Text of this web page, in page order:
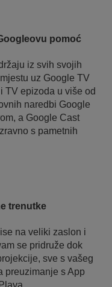
pomoć
iz svih svojih
uz Google TV
TV epizoda u više od
naredbi Google
a Google Cast
s pametnih
trenutke
na veliki zaslon i
se pridruže dok
sve s vašeg
preuzimanje s App